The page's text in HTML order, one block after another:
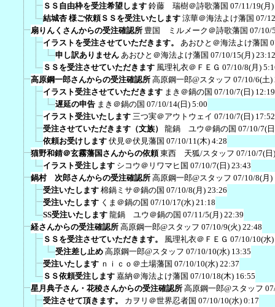
ＳＳ自由枠を受注希望します 鈴藤 瑞樹＠詩歌藩国 07/11/19(月
結城杏 様ご依頼ＳＳを受注いたします 涼華＠海法よけ藩国 07/
扇りんくさんからの受注確認所 豊国 ミルメーク＠詩歌藩国 07/10/
イラストを受注させていただきます。
あおひと＠海法よけ藩国
申し訳ありません あおひと＠海法よけ藩国 07/10/15(月) 23:12
ＳＳを受注させていただきます 風理礼衣＠ＦＥＧ 07/10/8(月)
高原鋼一郎さんからの受注確認所 高原鋼一郎@スタッフ 07/10/6(土)
イラスト受注させていただきます まき＠鍋の国 07/10/7(日) 12:19
遅延の申告 まき＠鍋の国 07/10/14(日) 5:00
イラスト受注いたします 三つ実＠アウトウェイ 07/10/7(日) 17:52
受注させていただきます（文族）
龍鍋 ユウ＠鍋の国 07/10/7(
依頼お受けします 伏見＠伏見藩国 07/10/11(木) 4:28
猫野和錆＠玄霧藩国さんからの依頼 東西 天狐/スタッフ 07/10/7(日
イラスト受注します シコウ＠リワマヒ国 07/10/7(日) 23:43
鍋村 次郎さんからの受注確認所 高原鋼一郎@スタッフ 07/10/8(月)
受注いたします 棉鍋ミサ＠鍋の国 07/10/8(月) 23:26
受注いたします くま＠鍋の国 07/10/17(水) 21:18
SS受注いたします 龍鍋 ユウ＠鍋の国 07/11/5(月) 22:39
経さんからの受注確認所 高原鋼一郎@スタッフ 07/10/9(火) 22:48
ＳＳを受注させていただきます。
風理礼衣＠ＦＥＧ 07/10/10(水
受注差し止め 高原鋼一郎@スタッフ 07/10/10(水) 13:35
受注いたします ｎｉｃｏ＠土場藩国 07/10/10(水) 22:37
ＳＳ依頼受注します 嘉納＠海法よけ藩国 07/10/18(木) 16:55
星月典子さん・花稜さんからの受注確認所 高原鋼一郎@スタッフ
受注させて頂きます。
カヲリ＠世界忍者国 07/10/10(水) 0:17